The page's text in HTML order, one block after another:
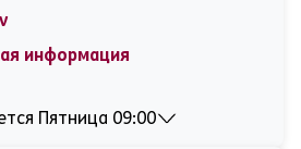
информация
Пятница 09:00